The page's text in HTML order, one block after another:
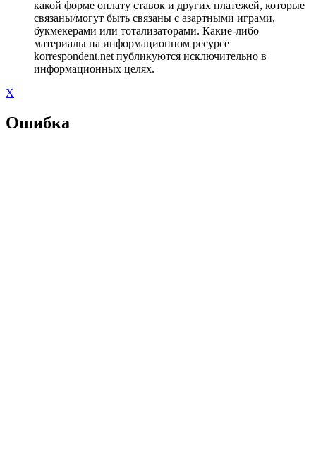
какой форме оплату ставок и других платежей, которые
связаны/могут быть связаны с азартными играми,
букмекерами или тотализаторами. Какие-либо
материалы на информационном ресурсе
korrespondent.net публикуются исключительно в
информационных целях.
X
Ошибка